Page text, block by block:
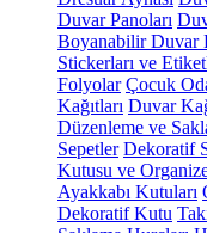
Duvar Panoları
Boyanabilir Duvar
Stickerları ve
Folyolar Çocuk
Kağıtları Duvar
Düzenleme ve
Sepetler Dekoratif
Kutusu ve
Ayakkabı Kutuları
Dekoratif Kutu